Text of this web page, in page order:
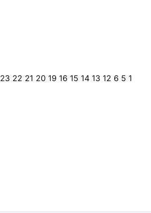
23 22 21 20 19 16 15 14 13 12 6 5 1